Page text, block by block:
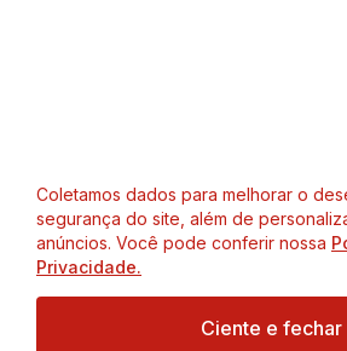
Coletamos dados para melhorar o
segurança do site, além de
anúncios. Você pode conferir nossa
Privacidade.
Ciente e fechar